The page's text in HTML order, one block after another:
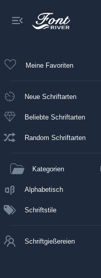
Meine Favoriten
Neue Schriftarten
Beliebte Schriftarten
Random Schriftarten
Kategorien
Alphabetisch
Schriftstile
Schriftgießereien